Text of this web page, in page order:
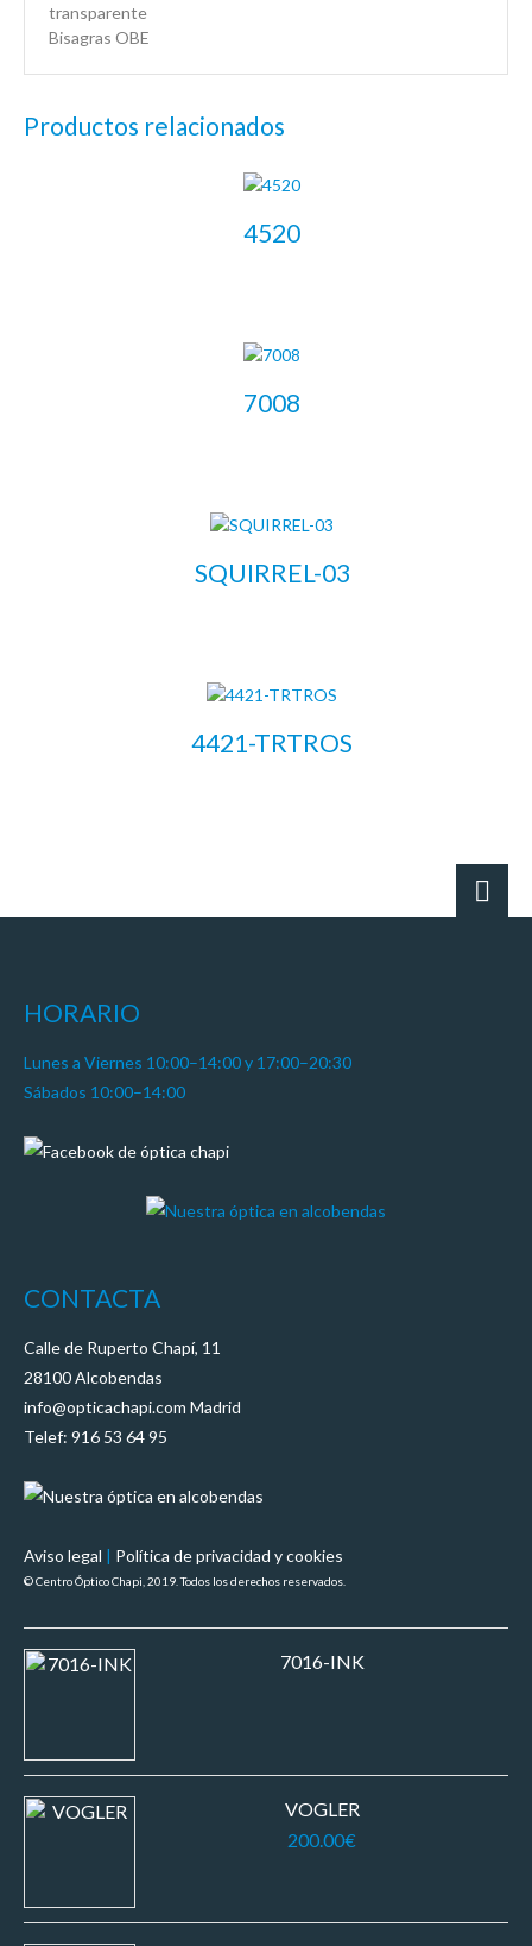
transparente
Bisagras OBE
Productos relacionados
4520
7008
SQUIRREL-03
4421-TRTROS
HORARIO
Lunes a Viernes 10:00–14:00 y 17:00–20:30
Sábados 10:00–14:00
CONTACTA
Calle de Ruperto Chapí, 11
28100 Alcobendas
info@opticachapi.com Madrid
Telef: 916 53 64 95
Aviso legal | Política de privacidad y cookies
© Centro Óptico Chapi, 2019. Todos los derechos reservados.
7016-INK
VOGLER
200.00€